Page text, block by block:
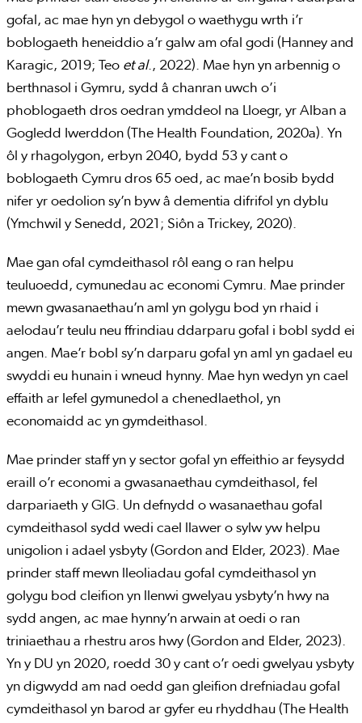
gofal, ac mae hyn yn debygol o waethygu wrth i’r
boblogaeth heneiddio a’r galw am ofal godi (Hanney and
Karagic, 2019; Teo et al., 2022). Mae hyn yn arbennig o
berthnasol i Gymru, sydd â chanran uwch o’i
phoblogaeth dros oedran ymddeol na Lloegr, yr Alban a
Gogledd Iwerddon (The Health Foundation, 2020a). Yn
ôl y rhagolygon, erbyn 2040, bydd 53 y cant o
boblogaeth Cymru dros 65 oed, ac mae’n bosib bydd
nifer yr oedolion sy’n byw â dementia difrifol yn dyblu
(Ymchwil y Senedd, 2021; Siôn a Trickey, 2020).
Mae gan ofal cymdeithasol rôl eang o ran helpu
teuluoedd, cymunedau ac economi Cymru. Mae prinder
mewn gwasanaethau’n aml yn golygu bod yn rhaid i
aelodau’r teulu neu ffrindiau ddarparu gofal i bobl sydd ei
angen. Mae’r bobl sy’n darparu gofal yn aml yn gadael eu
swyddi eu hunain i wneud hynny. Mae hyn wedyn yn cael
effaith ar lefel gymunedol a chenedlaethol, yn
economaidd ac yn gymdeithasol.
Mae prinder staff yn y sector gofal yn effeithio ar feysydd
eraill o’r economi a gwasanaethau cymdeithasol, fel
darpariaeth y GIG. Un defnydd o wasanaethau gofal
cymdeithasol sydd wedi cael llawer o sylw yw helpu
unigolion i adael ysbyty (Gordon and Elder, 2023). Mae
prinder staff mewn lleoliadau gofal cymdeithasol yn
golygu bod cleifion yn llenwi gwelyau ysbyty’n hwy na
sydd angen, ac mae hynny’n arwain at oedi o ran
triniaethau a rhestru aros hwy (Gordon and Elder, 2023).
Yn y DU yn 2020, roedd 30 y cant o’r oedi gwelyau ysbyty
yn digwydd am nad oedd gan gleifion drefniadau gofal
cymdeithasol yn barod ar gyfer eu rhyddhau (The Health